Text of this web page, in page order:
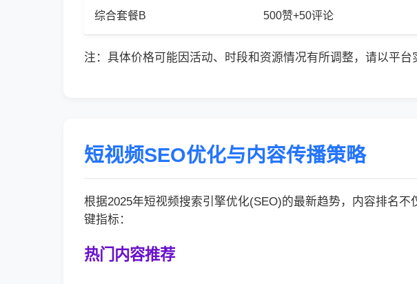
综合套餐B 500赞+50评论
注：具体价格可能因活动、时段和资源情况有所调整，请以平台
短视频SEO优化与内容传播策略
根据2025年短视频搜索引擎优化(SEO)的最新趋势，内容排名
键指标：
热门内容推荐